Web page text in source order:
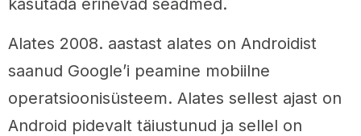
kasutada erinevad seadmed.
Alates 2008. aastast alates on Androidist
saanud Google’i peamine mobiilne
operatsioonisüsteem. Alates sellest ajast on
Android pidevalt täiustunud ja sellel on